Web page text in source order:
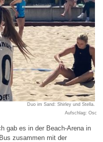
Duo im Sand: Shirley und Stella.
Aufschlag: Oscar
gab es in der Beach-Arena in
zusammen mit der